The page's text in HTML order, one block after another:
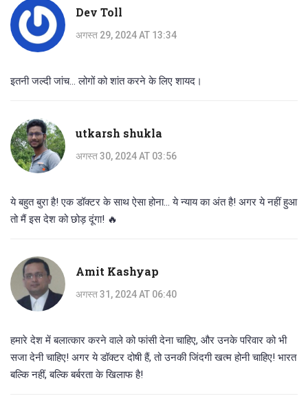
Dev Toll
अगस्त 29, 2024 AT 13:34
इतनी जल्दी जांच... लोगों को शांत करने के लिए शायद।
utkarsh shukla
अगस्त 30, 2024 AT 03:56
ये बहुत बुरा है! एक डॉक्टर के साथ ऐसा होना... ये न्याय का अंत है! अगर ये नहीं हुआ
तो मैं इस देश को छोड़ दूंगा! 🔥
Amit Kashyap
अगस्त 31, 2024 AT 06:40
हमारे देश में बलात्कार करने वाले को फांसी देना चाहिए, और उनके परिवार को भी
सजा देनी चाहिए! अगर ये डॉक्टर दोषी हैं, तो उनकी जिंदगी खत्म होनी चाहिए! भारत
बल्कि नहीं, बल्कि बर्बरता के खिलाफ है!